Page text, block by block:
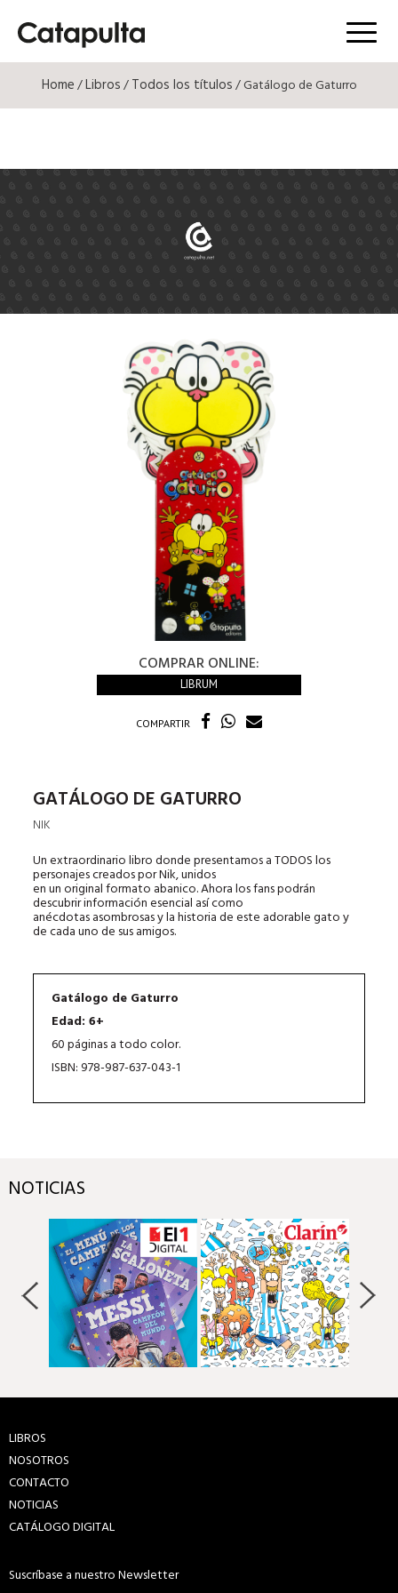
Menú
Home/Libros/Todos los títulos/ Gatálogo de Gaturro
COMPRAR ONLINE:
LIBRUM
COMPARTIR
GATÁLOGO DE GATURRO
NIK
Un extraordinario libro donde presentamos a TODOS los
personajes creados por Nik, unidos
en un original formato abanico. Ahora los fans podrán
descubrir información esencial así como
anécdotas asombrosas y la historia de este adorable gato y
de cada uno de sus amigos.
Gatálogo de Gaturro
Edad: 6+
60 páginas a todo color.
ISBN: 978-987-637-043-1
NOTICIAS
LIBROS
NOSOTROS
CONTACTO
NOTICIAS
CATÁLOGO DIGITAL
Suscríbase a nuestro Newsletter